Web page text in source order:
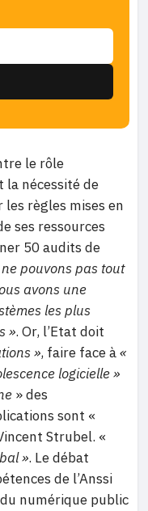
le rôle
la nécessité de
règles mises en
ses ressources
50 audits de
pouvons pas tout
avons une
les plus
». Or, l’Etat doit
», faire face à«
logicielle »
» des
sont «
Strubel. «
». Le débat
de l’Anssi
numérique public